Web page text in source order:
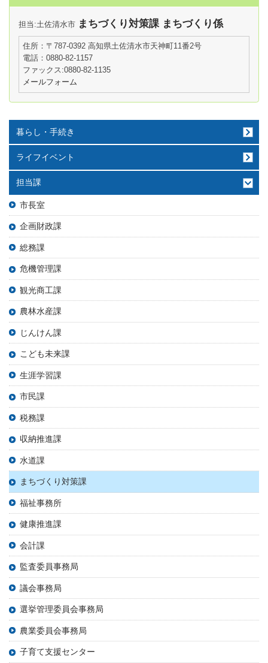
担当:土佐清水市 まちづくり対策課 まちづくり係
住所：〒787-0392 高知県土佐清水市天神町11番2号
電話：0880-82-1157
ファックス:0880-82-1135
メールフォーム
暮らし・手続き
ライフイベント
担当課
市長室
企画財政課
総務課
危機管理課
観光商工課
農林水産課
じんけん課
こども未来課
生涯学習課
市民課
税務課
収納推進課
水道課
まちづくり対策課
福祉事務所
健康推進課
会計課
監査委員事務局
議会事務局
選挙管理委員会事務局
農業委員会事務局
子育て支援センター